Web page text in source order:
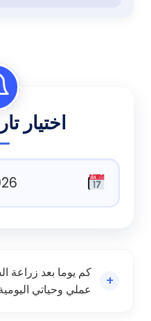
اختيار
كم يوما بعد زراعة
عملي وحياتي
+